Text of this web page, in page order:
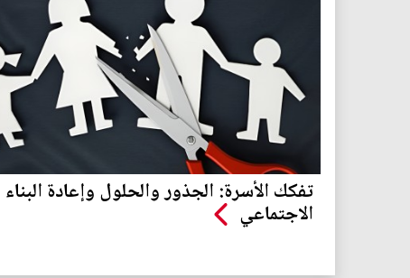
تفكك الأسرة: الجذور والحلول وإعادة البناء
الاجتماعي